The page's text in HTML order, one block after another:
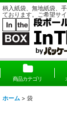
柄入紙袋、無地紙袋、
ております。ご希望サ
商品カテゴリ
ホーム > 袋